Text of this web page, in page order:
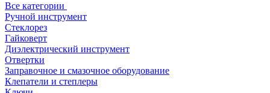
Все категории
Ручной инструмент
Стеклорез
Гайковерт
Диэлектрический инструмент
Отвертки
Заправочное и смазочное оборудование
Клепатели и степлеры